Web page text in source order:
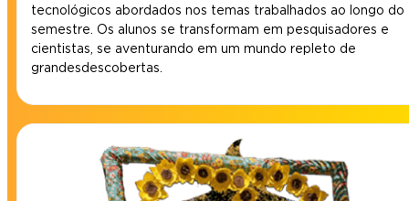
tecnológicos abordados nos temas trabalhados ao longo do
semestre. Os alunos se transformam em pesquisadores e
cientistas, se aventurando em um mundo repleto de
grandes descobertas.